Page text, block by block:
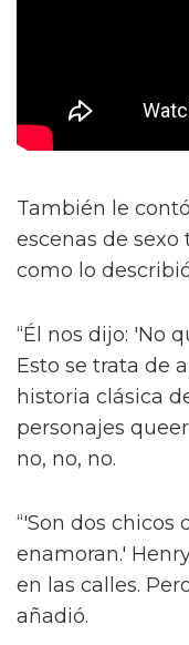
También le
escenas de sexo
como lo
“Él nos dijo: 'No
Esto se trata de
historia clásica
personajes
no, no, no.
“'Son dos
enamoran.'
en las calles.
añadió.